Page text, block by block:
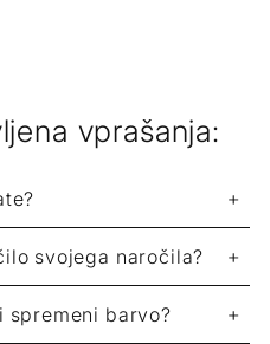
vprašanja:
svojega naročila?
spremeni barvo?